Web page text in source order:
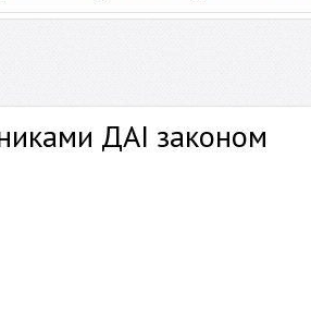
ДАІ законом